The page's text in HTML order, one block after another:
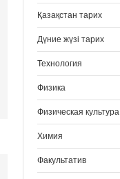
Қазақстан тарих
Дүние жүзі тарих
Технология
Физика
Физическая культура
Химия
Факультатив